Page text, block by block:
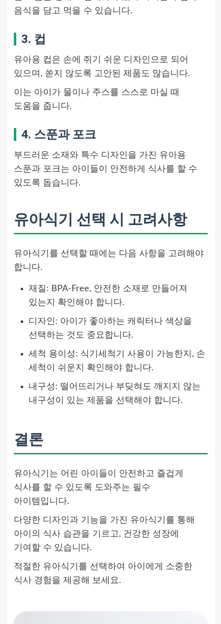
음식을 담고 먹을 수 있습니다.
3. 컵
유아용 컵은 손에 쥐기 쉬운 디자인으로 되어
있으며, 쏟지 않도록 고안된 제품도 많습니다.
이는 아이가 물이나 주스를 스스로 마실 때
도움을 줍니다.
4. 스푼과 포크
부드러운 소재와 특수 디자인을 가진 유아용
스푼과 포크는 아이들이 안전하게 식사를 할 수
있도록 돕습니다.
유아식기 선택 시 고려사항
유아식기를 선택할 때에는 다음 사항을 고려해야
합니다.
재질: BPA-Free, 안전한 소재로 만들어져
있는지 확인해야 합니다.
디자인: 아이가 좋아하는 캐릭터나 색상을
선택하는 것도 중요합니다.
세척 용이성: 식기세척기 사용이 가능한지, 손
세척이 쉬운지 확인해야 합니다.
내구성: 떨어뜨리거나 부딪혀도 깨지지 않는
내구성이 있는 제품을 선택해야 합니다.
결론
유아식기는 어린 아이들이 안전하고 즐겁게
식사를 할 수 있도록 도와주는 필수
아이템입니다.
다양한 디자인과 기능을 가진 유아식기를 통해
아이의 식사 습관을 기르고, 건강한 성장에
기여할 수 있습니다.
적절한 유아식기를 선택하여 아이에게 소중한
식사 경험을 제공해 보세요.